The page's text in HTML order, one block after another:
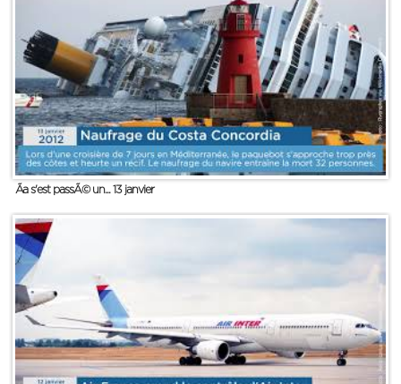
Ãa s'est passÃ© un... 13 janvier